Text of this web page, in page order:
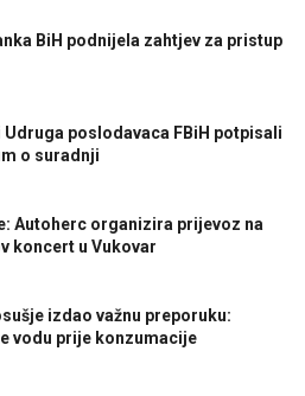
BiH podnijela zahtjev za pristup
i Udruga poslodavaca FBiH potpisali
o suradnji
Autoherc organizira prijevoz na
koncert u Vukovar
izdao važnu preporuku:
vodu prije konzumacije